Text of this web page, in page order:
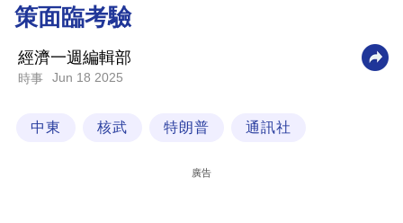
商
業
科
策面臨考驗
經濟一週編輯部
時事 Jun 18 2025
中東 核武 特朗普 通訊社
廣告